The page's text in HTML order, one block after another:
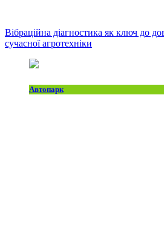
Вібраційна діагностика як ключ до
сучасної агротехніки
Автопарк